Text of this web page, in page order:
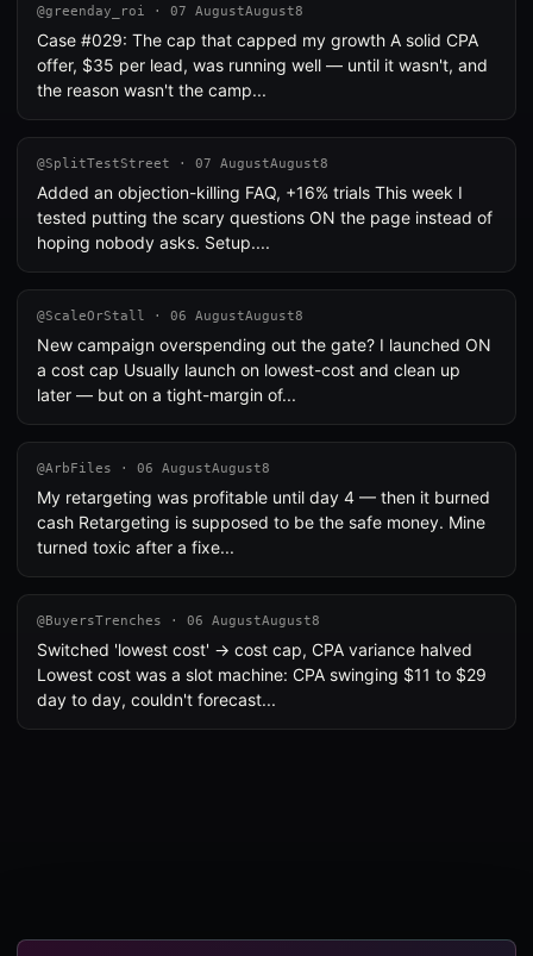
@greenday_roi · 07 AugustAugust8
Case #029: The cap that capped my growth A solid CPA
offer, $35 per lead, was running well — until it wasn't, and
the reason wasn't the camp...
@SplitTestStreet · 07 AugustAugust8
Added an objection-killing FAQ, +16% trials This week I
tested putting the scary questions ON the page instead of
hoping nobody asks. Setup....
@ScaleOrStall · 06 AugustAugust8
New campaign overspending out the gate? I launched ON
a cost cap Usually launch on lowest-cost and clean up
later — but on a tight-margin of...
@ArbFiles · 06 AugustAugust8
My retargeting was profitable until day 4 — then it burned
cash Retargeting is supposed to be the safe money. Mine
turned toxic after a fixe...
@BuyersTrenches · 06 AugustAugust8
Switched 'lowest cost' → cost cap, CPA variance halved
Lowest cost was a slot machine: CPA swinging $11 to $29
day to day, couldn't forecast...